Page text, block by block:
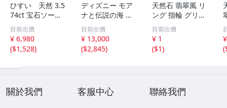
ひすい 天然 3.5
74ct 宝石ソーテ
ィング付き 11.7
㎜×8.8㎜×3.8㎜
ルース（ 裸石 ）
Y10181SA
目前出價
¥ 6,980
($1,528)
ディズニー モア
ナと伝説の海 テ
フィティの心 新
品 未開封
目前出價
¥ 13,000
($2,845)
天然石 翡翠風 リ
ング 指輪 グリー
ン系 ヴィンテー
ジアクセサリー
目前出價
¥ 1
($1)
-
(
關於我們 客服中心 聯絡我們